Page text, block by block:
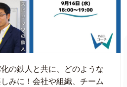
の鉄人と共に、どのような
みに！会社や組織、チーム